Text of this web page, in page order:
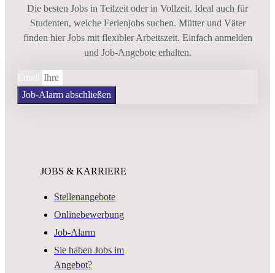
Die besten Jobs in Teilzeit oder in Vollzeit. Ideal auch für
Studenten, welche Ferienjobs suchen. Mütter und Väter
finden hier Jobs mit flexibler Arbeitszeit. Einfach anmelden
und Job-Angebote erhalten.
Email
Job-Alarm abschließen
JOBS & KARRIERE
Stellenangebote
Onlinebewerbung
Job-Alarm
Sie haben Jobs im
Angebot?